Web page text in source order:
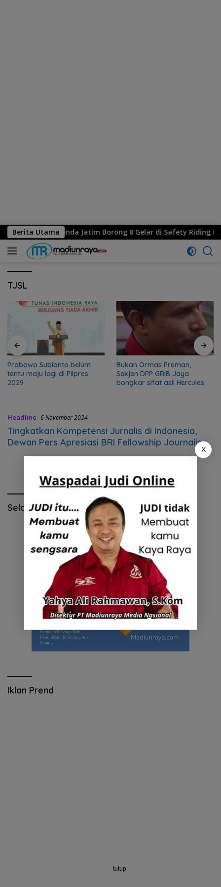
Berita Utama
MPM Honda Jatim Borong 8 Gelar di Safety Riding
TJSL
Prabowo Subianto belum
tentu maju lagi di Pilpres
2029
Bukan Ormas Preman,
Sekjen DPP GRIB Jaya
bongkar sifat asli Hercules
Headline 6 November 2024
Tingkatkan Kompetensi Jurnalis di Indonesia,
Dewan Pers Apresiasi BRI Fellowship Journalism
2025
Selamat Hari Pendidikan Nasional
Iklan Prend
tutup
X